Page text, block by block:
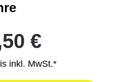
den gewünschten
€
inkl. MwSt.*